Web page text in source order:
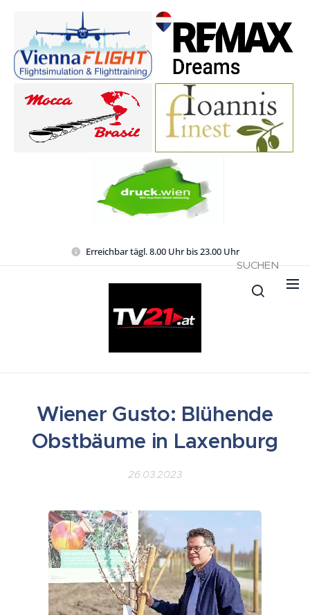
Erreichbar tägl. 8.00 Uhr bis 23.00 Uhr
SUCHEN
Wiener Gusto: Blühende
Obstbäume in Laxenburg
26.03.2023